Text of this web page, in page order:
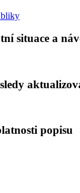
situace a
popisu